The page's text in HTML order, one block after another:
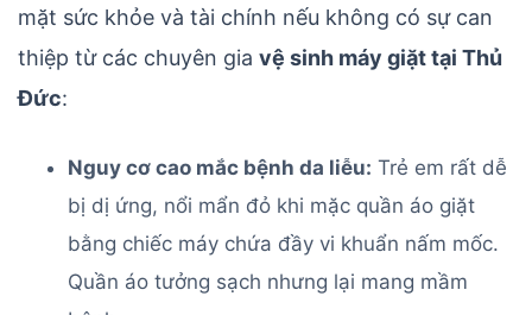
mặt sức khỏe và tài chính nếu không có sự can
thiệp từ các chuyên gia vệ sinh máy giặt tại Thủ
Đức:
Nguy cơ cao mắc bệnh da liễu: Trẻ em rất dễ
bị dị ứng, nổi mẩn đỏ khi mặc quần áo giặt
bằng chiếc máy chứa đầy vi khuẩn nấm mốc.
Quần áo tưởng sạch nhưng lại mang mầm